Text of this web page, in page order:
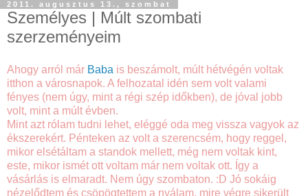
2011. augusztus 13., szombat
Személyes | Múlt szombati
szerzeményeim
Ahogy arról már Baba is beszámolt, múlt hétvégén voltak
itthon a városnapok. A felhozatal idén sem volt valami
fényes (nem úgy, mint a régi szép időkben), de jóval jobb
volt, mint a múlt évben.
Mint azt rólam tudni lehet, eléggé oda meg vissza vagyok az
ékszerekért. Pénteken az volt a szerencsém, hogy reggel,
mikor elsétáltam a standok mellett, még nem voltak kint,
este, mikor ismét ott voltam már nem voltak ott. Így a
vásárlás is elmaradt. Nem úgy szombaton. :D Jó sokáig
nézelődtem és csöpögtettem a nyálam, mire végre sikerült